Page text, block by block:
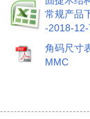
常规产品
-2018-12-
角码尺寸
MMC